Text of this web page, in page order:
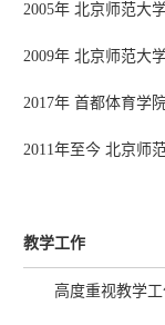
2005年 北京师范大
2009年 北京师范大
2017年 首都体育学
2011年至今 北京师
教学工作
高度重视教学